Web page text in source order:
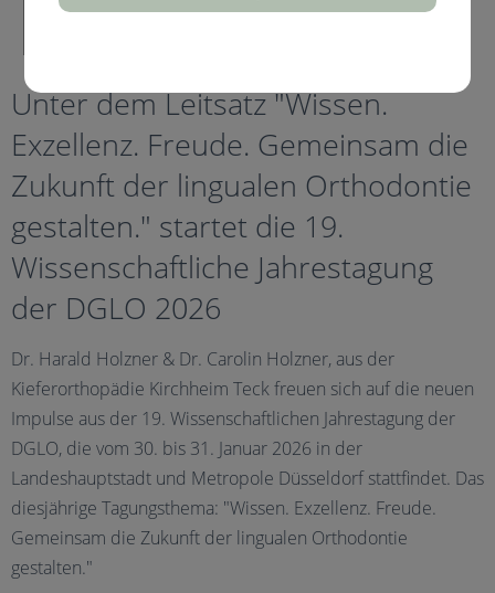
Unter dem Leitsatz "Wissen.
Exzellenz. Freude. Gemeinsam die
Zukunft der lingualen Orthodontie
gestalten." startet die 19.
Wissenschaftliche Jahrestagung
der DGLO 2026
Dr. Harald Holzner & Dr. Carolin Holzner, aus der
Kieferorthopädie Kirchheim Teck freuen sich auf die neuen
Impulse aus der 19. Wissenschaftlichen Jahrestagung der
DGLO, die vom 30. bis 31. Januar 2026 in der
Landeshauptstadt und Metropole Düsseldorf stattfindet. Das
diesjährige Tagungsthema: "Wissen. Exzellenz. Freude.
Gemeinsam die Zukunft der lingualen Orthodontie
gestalten."